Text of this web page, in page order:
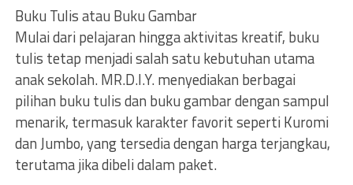
Buku Tulis atau Buku Gambar
Mulai dari pelajaran hingga aktivitas kreatif, buku
tulis tetap menjadi salah satu kebutuhan utama
anak sekolah. MR.D.I.Y. menyediakan berbagai
pilihan buku tulis dan buku gambar dengan sampul
menarik, termasuk karakter favorit seperti Kuromi
dan Jumbo, yang tersedia dengan harga terjangkau,
terutama jika dibeli dalam paket.